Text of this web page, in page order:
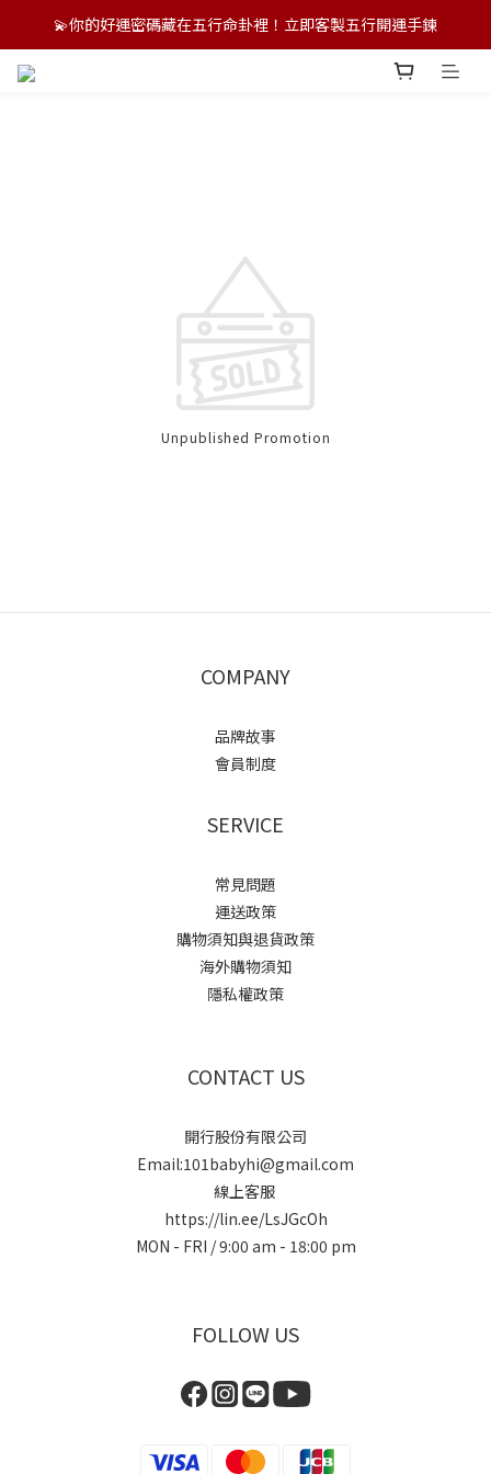
💫你的好運密碼藏在五行命卦裡！立即客製五行開運手鍊
💫你的好運密碼藏在五行命卦裡！立即客製五行開運手鍊
🌏 港澳新加坡跨境配送中｜支援多幣別結帳，訂製專屬好運！
Unpublished Promotion
COMPANY
品牌故事
會員制度
SERVICE
常見問題
運送政策
購物須知與退貨政策
海外購物須知
隱私權政策
CONTACT US
開行股份有限公司
Email:101babyhi@gmail.com
線上客服
https://lin.ee/LsJGcOh
MON - FRI / 9:00 am - 18:00 pm
FOLLOW US